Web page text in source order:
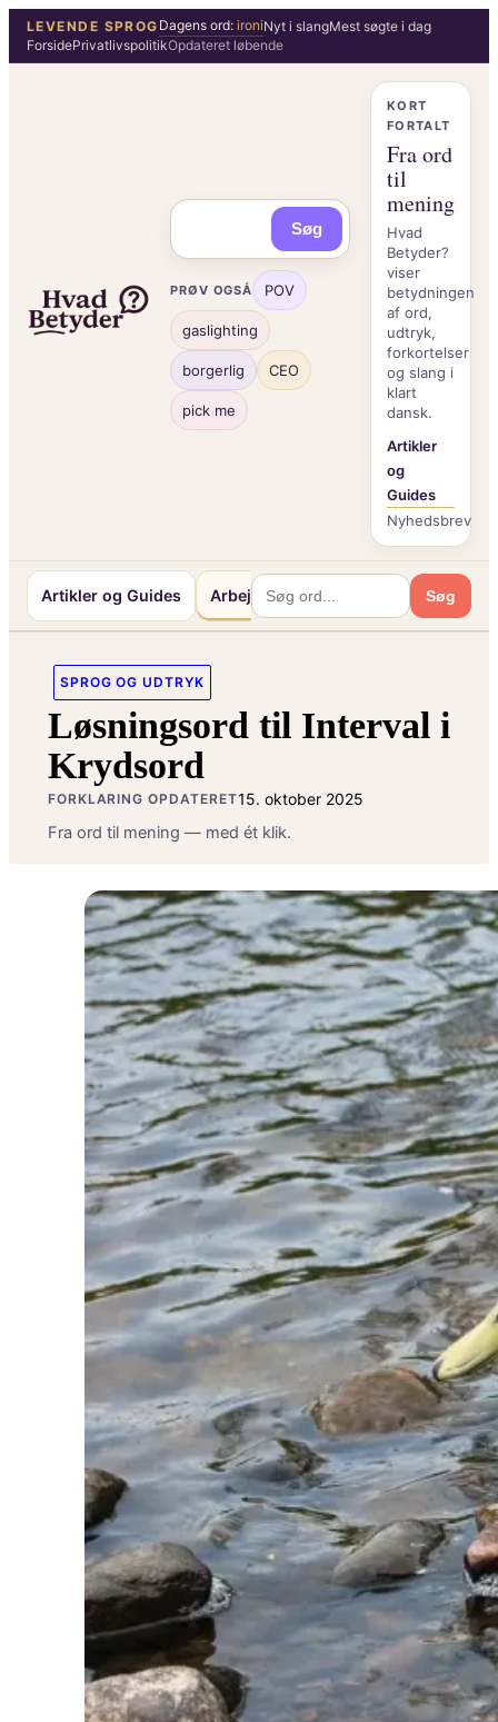
Spring
LEVENDE SPROG Dagens ord: ironiNyt i slangMest søgte i dag
ForsidePrivatlivspolitikOpdateret løbende
Søg
PRØV OGSÅ POV
gaslighting
borgerlig CEO
pick me
KORT
FORTALT
Fra ord
til
mening
Hvad
Betyder?
viser
betydningen
af ord,
udtryk,
forkortelser
og slang i
klart
dansk.
Artikler
og
Guides
Nyhedsbrev
Artikler og Guides Arbejde og Karriereliv Søg
SPROG OG UDTRYK
Løsningsord til Interval i
Krydsord
FORKLARING OPDATERET15. oktober 2025
Fra ord til mening — med ét klik.